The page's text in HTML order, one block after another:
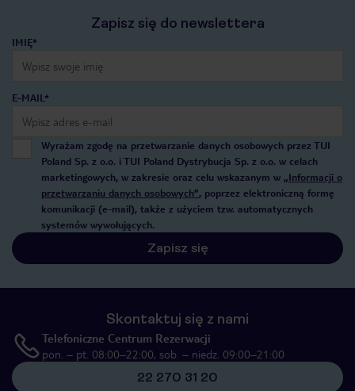
Zapisz się do newslettera
IMIĘ*
E-MAIL*
Wyrażam zgodę na przetwarzanie danych osobowych przez TUI
Poland Sp. z o.o. i TUI Poland Dystrybucja Sp. z o.o. w celach
marketingowych, w zakresie oraz celu wskazanym w „Informacji o
przetwarzaniu danych osobowych”, poprzez elektroniczną formę
komunikacji (e-mail), także z użyciem tzw. automatycznych
systemów wywołujących.
Zapisz się
Skontaktuj się z nami
Telefoniczne Centrum Rezerwacji
pon. – pt. 08:00–22:00, sob. – niedz. 09:00–21:00
22 270 31 20